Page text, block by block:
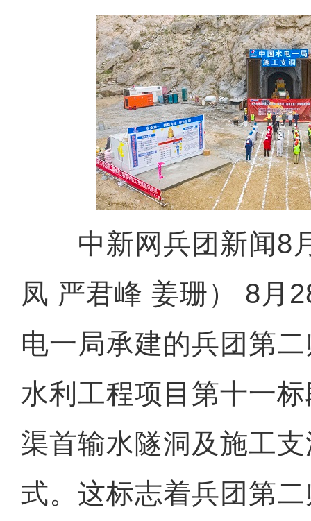
中新网兵团新闻8
凤 严君峰 姜珊） 8月
电一局承建的兵团第
水利工程项目第十一
渠首输水隧洞及施工
式。这标志着兵团第